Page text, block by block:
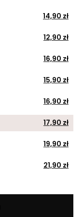
14,90 zł
12,90 zł
16,90 zł
15,90 zł
16,90 zł
17,90 zł
19,90 zł
21,90 zł